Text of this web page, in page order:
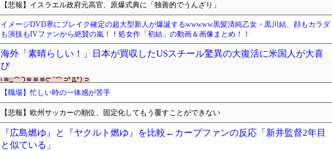
【悲報】イスラエル政府元高官、原爆式典に「独善的でうんざり」
イメージDVD界にブレイク確定の超大型新人が爆誕するwwwww黒髪清純乙女・黒川結、顔もカラダ
も演技もIVファンから絶賛の嵐！！処女作「初結」の動画＆画像まとめ！！
海外「素晴らしい！」日本が買収したUSスチール驚異の大復活に米国人が大喜
び
【職場】忙しい時の一体感が苦手
【悲報】欧州サッカーの順位、固定化してもう覆すことができない
『広島燃ゆ』と『ヤクルト燃ゆ』を比較←カープファンの反応「新井監督2年目
と似ている」